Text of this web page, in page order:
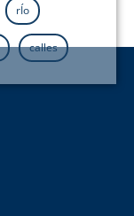
rÍo
calles